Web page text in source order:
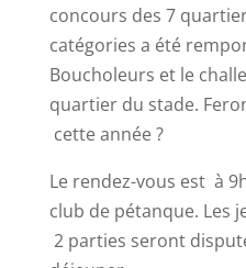
concours des 7
catégories a été
Boucholeurs et le
quartier du stade.
cette année ?
Le rendez-vous est à
club de pétanque. Les
2 parties seront